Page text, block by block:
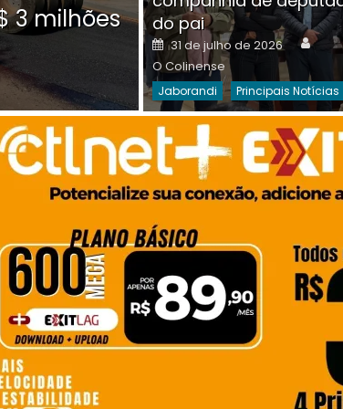
3 milhões
on
30 de julho de 2026 O
Destaques Da Semana
do pai
Posted
on
31 de julho de 2026
O Colinense
Jaborandi Principais Notícias